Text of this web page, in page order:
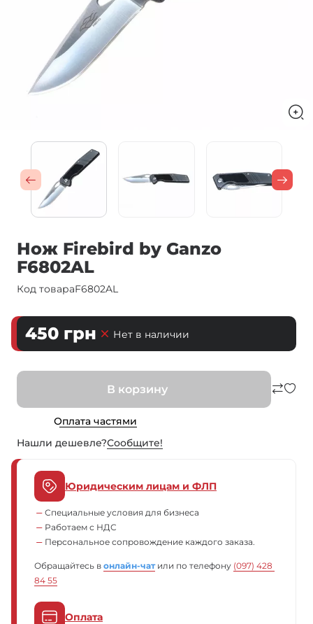
Нож Firebird by Ganzo
F6802AL
Код товараF6802AL
450 грн Нет в наличии
В корзину
Оплата частями
Нашли дешевле?Сообщите!
Юридическим лицам и ФЛП
Специальные условия для бизнеса
Работаем с НДС
Персональное сопровождение каждого заказа.
Обращайтесь в онлайн-чатили по телефону (097) 428
84 55
Оплата